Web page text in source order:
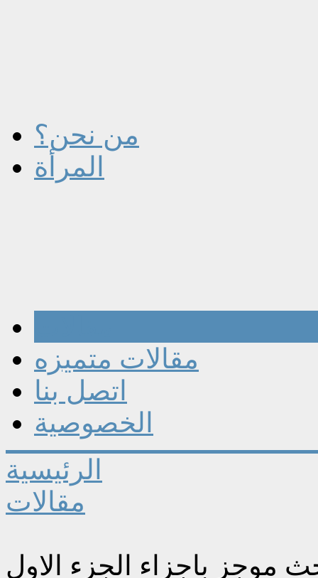
من نحن؟
المرأة
مقالات متميزه
اتصل بنا
الخصوصية
الرئيسية
مقالات
موجز باجزاء الجزء الاول